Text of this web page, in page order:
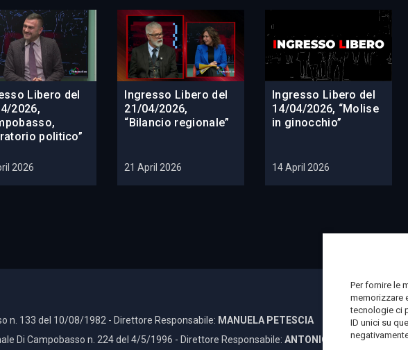
Per fornire le
memorizzare
tecnologie ci
ID unici su
Libero del
2026,
politico”
2026
Ingresso Libero del
21/04/2026,
“Bilancio regionale”
21 April 2026
Ingresso Libero del
14/04/2026, “Molise
in ginocchio”
14 April 2026
n. 133 del 10/08/1982 - Direttore Responsabile: MANUELA PETESCIA
Di Campobasso n. 224 del 4/5/1996 - Direttore Responsabile: ANTONIO DI LALLO